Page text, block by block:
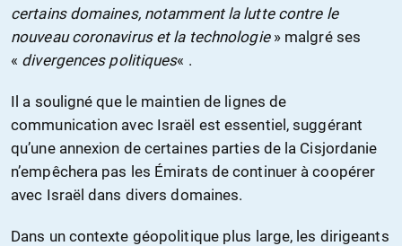
certains domaines, notamment la lutte contre le
nouveau coronavirus et la technologie» malgré ses
« divergences politiques« .
Il a souligné que le maintien de lignes de
communication avec Israël est essentiel, suggérant
qu’une annexion de certaines parties de la Cisjordanie
n’empêchera pas les Émirats de continuer à coopérer
avec Israël dans divers domaines.
Dans un contexte géopolitique plus large, les dirigeants